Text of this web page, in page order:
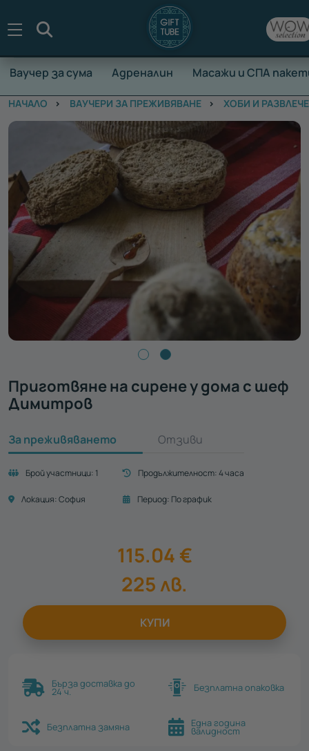
Ваучер за сума Адреналин Масажи и СПА
НАЧАЛО ВАУЧЕРИ ЗА ПРЕЖИВЯВАНЕ ХОБИ И
Приготвяне на сирене у дома с шеф
Димитров
За преживяването Отзиви
Брой участници: 1 Продължителност:4 часа
Локация:София Период: По график
115.04 €
225лв.
КУПИ
Бърза доставка до
24 ч. Безплатна опаковка
Безплатна замяна Една година
валидност